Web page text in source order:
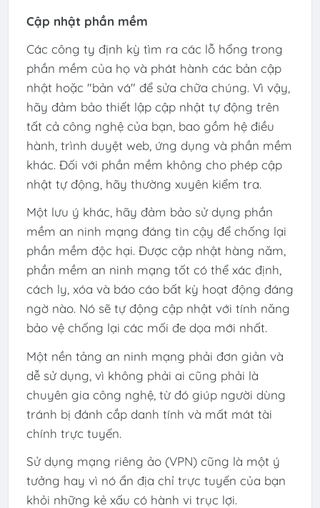
Cập nhật phần mềm
Các công ty định kỳ tìm ra các lỗ hổng trong
phần mềm của họ và phát hành các bản cập
nhật hoặc "bản vá" để sửa chữa chúng. Vì vậy,
hãy đảm bảo thiết lập cập nhật tự động trên
tất cả công nghệ của bạn, bao gồm hệ điều
hành, trình duyệt web, ứng dụng và phần mềm
khác. Đối với phần mềm không cho phép cập
nhật tự động, hãy thường xuyên kiểm tra.
Một lưu ý khác, hãy đảm bảo sử dụng phần
mềm an ninh mạng đáng tin cậy để chống lại
phần mềm độc hại. Được cập nhật hàng năm,
phần mềm an ninh mạng tốt có thể xác định,
cách ly, xóa và báo cáo bất kỳ hoạt động đáng
ngờ nào. Nó sẽ tự động cập nhật với tính năng
bảo vệ chống lại các mối đe dọa mới nhất.
Một nền tảng an ninh mạng phải đơn giản và
dễ sử dụng, vì không phải ai cũng phải là
chuyên gia công nghệ, từ đó giúp người dùng
tránh bị đánh cắp danh tính và mất mát tài
chính trực tuyến.
Sử dụng mạng riêng ảo (VPN) cũng là một ý
tưởng hay vì nó ẩn địa chỉ trực tuyến của bạn
khỏi những kẻ xấu có hành vi trục lợi.